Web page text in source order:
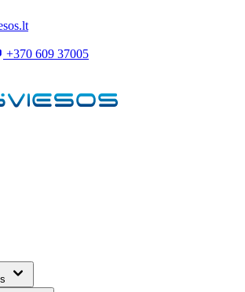
+370 609 37005